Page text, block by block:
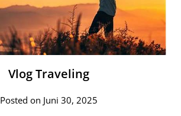
Vlog Traveling
Posted on Juni 30, 2025